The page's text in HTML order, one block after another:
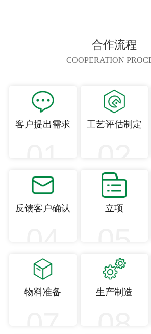
合作流程
COOPERATION
客户提出需求 工艺评估制定
反馈客户确认 立项
物料准备 生产制造